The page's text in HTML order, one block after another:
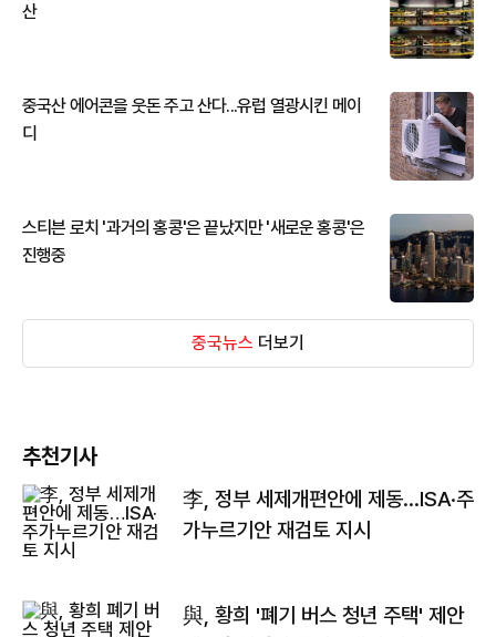
산
중국산 에어콘을 웃돈 주고 산다...유럽 열광시킨 메이
디
스티븐 로치 '과거의 홍콩'은 끝났지만 '새로운 홍콩'은
진행중
중국뉴스 더보기
추천기사
李, 정부 세제개편안에 제동…ISA·주
가누르기안 재검토 지시
與, 황희 '폐기 버스 청년 주택' 제안